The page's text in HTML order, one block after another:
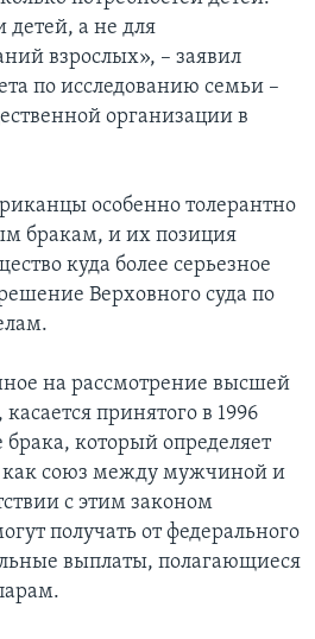
детей, а не для
взрослых», – заявил
по исследованию семьи –
организации в
особенно толерантно
бракам, и их позиция
куда более серьезное
Верховного суда по
на рассмотрение высшей
принятого в 1996
брака, который определяет
как союз между мужчиной и
с этим законом
получать от федерального
выплаты, полагающиеся